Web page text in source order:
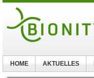
HOME AKTUELLES